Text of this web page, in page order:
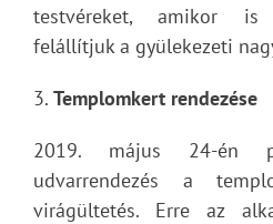
testvéreket, amikor is
felállítjuk a gyülekezeti
3. Templomkert rendezése
2019. május 24-én
udvarrendezés a
virágültetés. Erre az